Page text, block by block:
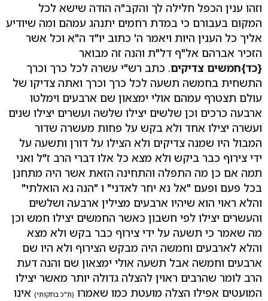
וזהו ענין הכפל חלילה לך והקב"ה הודה שישא לכל
המקום בעבורם כי במדת רחמים יתנהג עמהם ומה שיודיע
אליך כל הענין היות ויאמר ה' כתוב יו"ד ה"א וכל אשר
הזכיר אברהם אל"ף דל"ת והנה זה מבואר
{כד}חמשים צדיקים. כתב רש"י עשרה לכל כרך וכרך
התשחית בחמשה תשעה לכל כרך וכרך ואתה צדיקו של
עולם תצטרף עמהם אולי ימצאון שם ארבעים וימלטו
ארבעה כרכים וכן שלשים יצילו שלשה ועשרים יצילו שנים
ועשרה יצילו אחד ולא בקש על פחות מעשרה שדור
המבול היו שמנה צדיקים ולא הצילו על דורן ותשעה על
ידי צירוף כבר ביקש ולא מצא כל אלו דברי הרב ז"ל ואני
תמה אם כן מה התפלה והתחינה הזאת אשר היה מתחנן
בכל פעם ופעם "אל נא יחר לאדני" ו "הנה נא הואלתי"
והלא ראוי הוא שיהיו ארבעים מצילין ארבעה ושלשים
והעשרים יצילו לפי חשבון כאשר החמשים יצילו חמש וכן
מה שאמר כי תשעה על ידי צירוף כבר בקש ולא מצא
והלא לארבעים וחמשה היה מבקש הצירוף ולא היו שם
ארבעים וחמשה אבל תשעה אולי ימצאון שם והנה דעת
הרב לומר שהרבים ראוין להצלה גדולה יותר מאשר יצילו
המועטים אפילו הצלה מועטת כמו שאמרו (ת"כ בחקותי) אינו